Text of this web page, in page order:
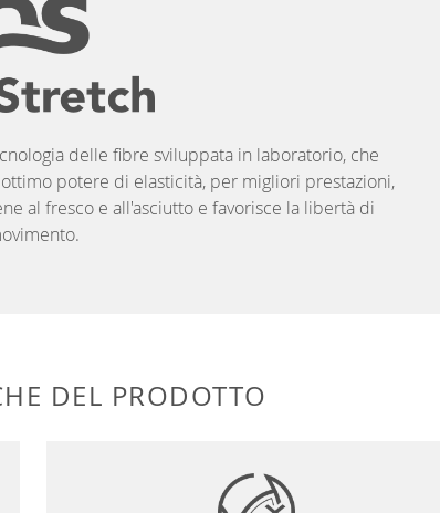
delle fibre sviluppata in laboratorio, che
potere di elasticità, per migliori prestazioni,
al fresco e all'asciutto e favorisce la libertà di
DEL PRODOTTO